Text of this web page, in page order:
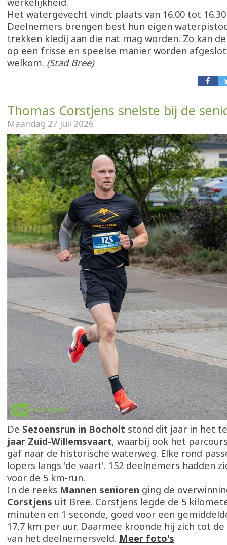
Het watergevecht vindt plaats van 16.00 tot 16.30
Deelnemers brengen best hun eigen
trekken kledij aan die nat mag worden. Zo kan
op een frisse en speelse manier worden
welkom. (Stad Bree)
Thomas Corstjens snelste bij de
Maandag 27 juli 2026
De Sezoensrun in Bocholt stond dit jaar in het
jaar Zuid-Willemsvaart, waarbij ook het
gaf naar de historische waterweg. Elke rond
lopers langs 'de vaart'. 152 deelnemers hadden
voor de 5 km-run.
In de reeks Mannen senioren ging de
Corstjens uit Bree. Corstjens legde de 5
minuten en 1 seconde, goed voor een
17,7 km per uur. Daarmee kroonde hij zich tot
van het deelnemersveld. Meer foto's